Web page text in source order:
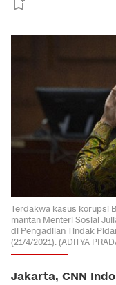
Terdakwa kasus korupsi
mantan Menteri Sosial
di Pengadilan Tindak
(21/4/2021). (ADITYA
Jakarta, CNN